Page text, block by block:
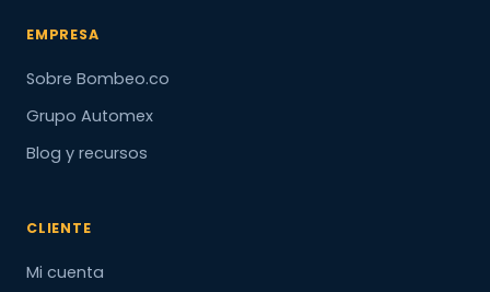
EMPRESA
Sobre Bombeo.co
Grupo Automex
Blog y recursos
CLIENTE
Mi cuenta